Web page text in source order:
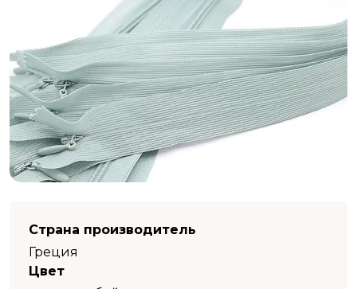
Страна производитель
Греция
Цвет